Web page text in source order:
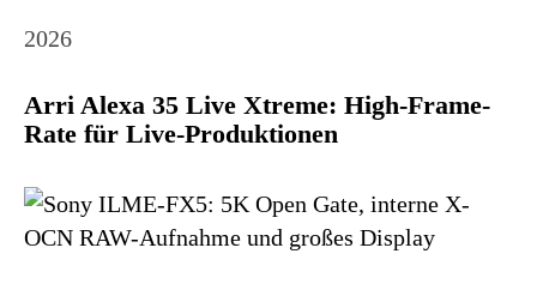
2026
Arri Alexa 35 Live Xtreme: High-Frame-
Rate für Live-Produktionen